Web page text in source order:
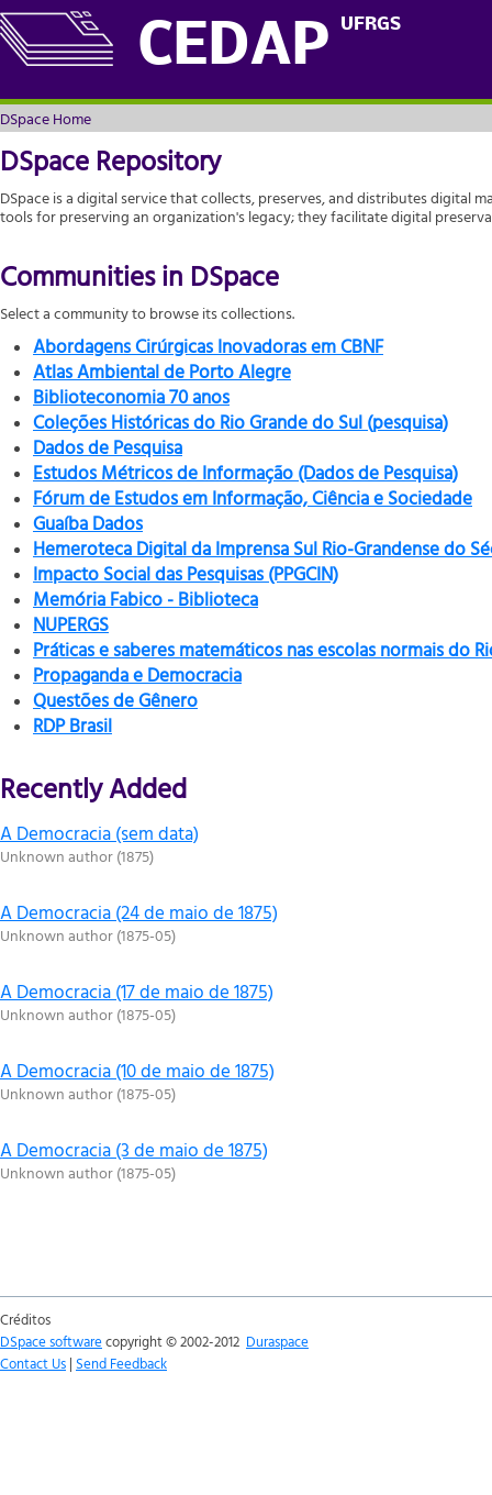
CEDAP UFRGS
DSpace Home
DSpace Home
DSpace Repository
DSpace is a digital service that collects, preserves, and distributes digital
tools for preserving an organization's legacy; they facilitate digital
Communities in DSpace
Select a community to browse its collections.
Abordagens Cirúrgicas Inovadoras em CBNF
Atlas Ambiental de Porto Alegre
Biblioteconomia 70 anos
Coleções Históricas do Rio Grande do Sul (pesquisa)
Dados de Pesquisa
Estudos Métricos de Informação (Dados de Pesquisa)
Fórum de Estudos em Informação, Ciência e Sociedade
Guaíba Dados
Hemeroteca Digital da Imprensa Sul Rio-Grandense do
Impacto Social das Pesquisas (PPGCIN)
Memória Fabico - Biblioteca
NUPERGS
Práticas e saberes matemáticos nas escolas normais do
Propaganda e Democracia
Questões de Gênero
RDP Brasil
Recently Added
A Democracia (sem data)
Unknown author(1875)
A Democracia (24 de maio de 1875)
Unknown author(1875-05)
A Democracia (17 de maio de 1875)
Unknown author(1875-05)
A Democracia (10 de maio de 1875)
Unknown author(1875-05)
A Democracia (3 de maio de 1875)
Unknown author(1875-05)
Créditos
DSpace softwarecopyright © 2002-2012 Duraspace
Contact Us | Send Feedback